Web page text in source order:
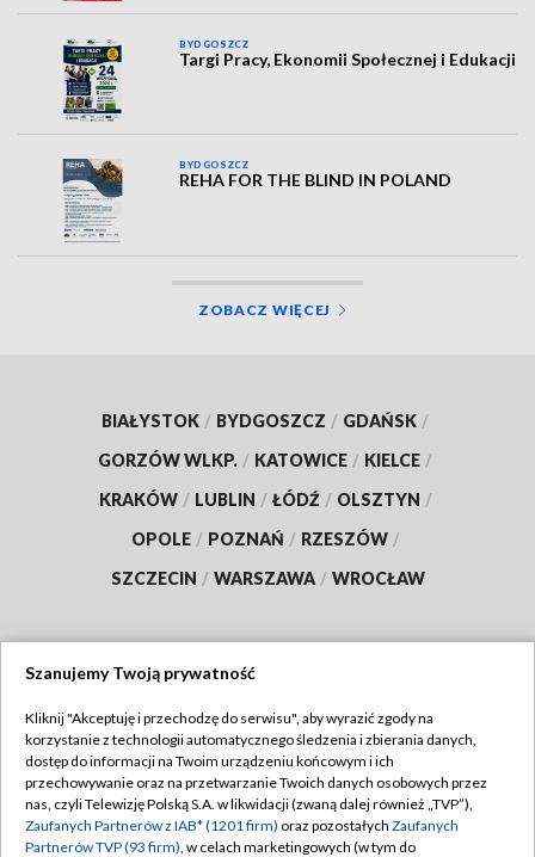
BYDGOSZCZ
Targi Pracy, Ekonomii Społecznej i Edukacji
BYDGOSZCZ
REHA FOR THE BLIND IN POLAND
ZOBACZ WIĘCEJ
BIAŁYSTOK / BYDGOSZCZ / GDAŃSK /
GORZÓW WLKP. / KATOWICE / KIELCE /
KRAKÓW / LUBLIN / ŁÓDŹ / OLSZTYN /
OPOLE / POZNAŃ / RZESZÓW /
SZCZECIN / WARSZAWA / WROCŁAW
TVP
Abonament TVP
Emisja w TVP
Regulamin TVP
Polityka prywatności
Szanujemy Twoją prywatność
Kliknij "Akceptuję i przechodzę do serwisu", aby wyrazić zgody na
korzystanie z technologii automatycznego śledzenia i zbierania danych,
dostęp do informacji na Twoim urządzeniu końcowym i ich
przechowywanie oraz na przetwarzanie Twoich danych osobowych przez
nas, czyli Telewizję Polską S.A. w likwidacji (zwaną dalej również „TVP”),
Zaufanych Partnerów z IAB* (1201 firm) oraz pozostałych Zaufanych
Partnerów TVP (93 firm), w celach marketingowych (w tym do